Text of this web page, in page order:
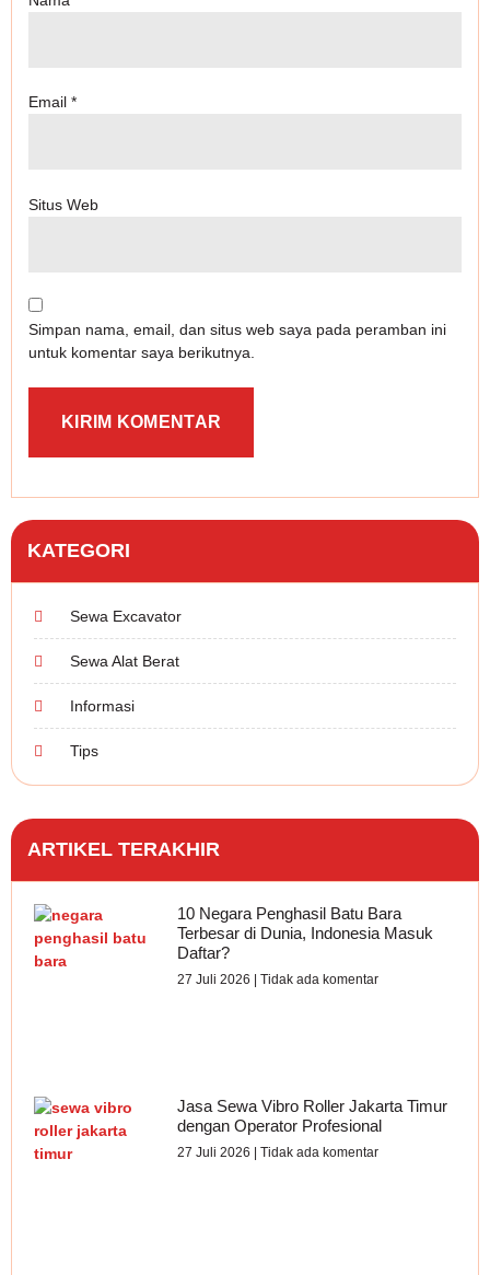
Email *
Situs Web
Simpan nama, email, dan situs web saya pada peramban ini
untuk komentar saya berikutnya.
KATEGORI
Sewa Excavator
Sewa Alat Berat
Informasi
Tips
ARTIKEL TERAKHIR
10 Negara Penghasil Batu Bara
Terbesar di Dunia, Indonesia Masuk
Daftar?
27 Juli 2026 Tidak ada komentar
Jasa Sewa Vibro Roller Jakarta Timur
dengan Operator Profesional
27 Juli 2026 Tidak ada komentar